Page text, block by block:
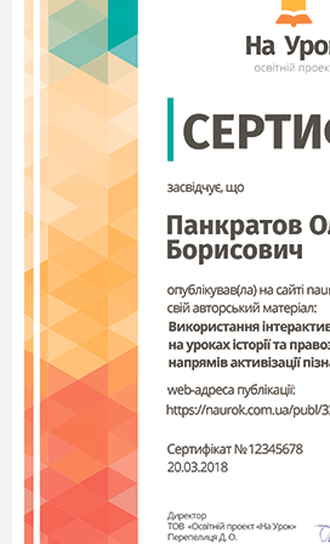
Мотивація навчальної
Роман «Майстер і
вершиною творчості
глибину якого не можна
не має аналогів у
Він викликав справжній
просто читали, за ним